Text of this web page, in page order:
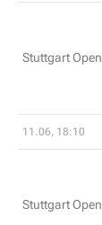
Stuttgart Open
11.06, 18:10
Stuttgart Open